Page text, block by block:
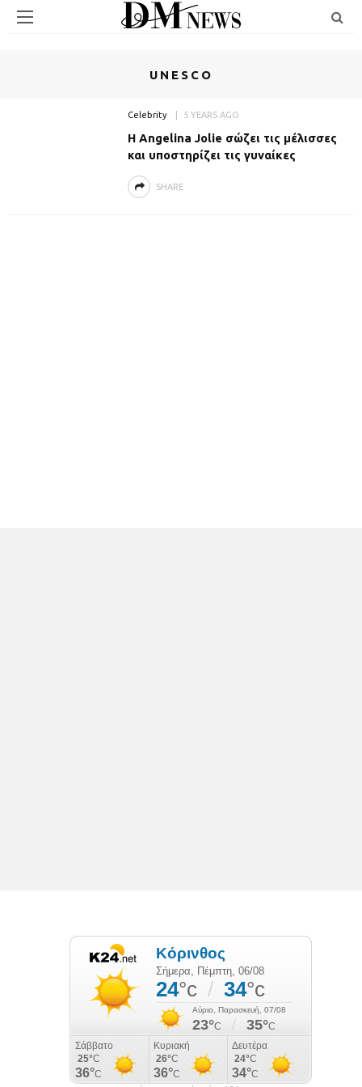
UNESCO
Celebrity 5 YEARS AGO
Η Angelina Jolie σώζει τις μέλισσες
και υποστηρίζει τις γυναίκες
SHARE